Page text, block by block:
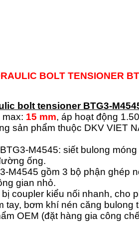
BOLT TENSIONER
bolt tensioner BTG3-
max: 15 mm, áp hoạt động
sản phẩm thuộc DKV VIET
M4545: siết bulong
ống.
M4545 gồm 3 bộ phận ghép
gian nhỏ.
coupler kiểu nối nhanh, cho
bơm khí nén căng bulong
OEM (đặt hàng gia công